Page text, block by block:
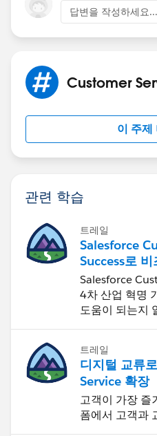
답변을 작성하세요...
Customer
이 주제
관련 학습
트레일
Salesforce
Success로 비
신하기
Salesforce
4차 산업 혁명
도움이 되는지
트레일
디지털 교류
Service 확장
고객이 가장 즐
폼에서 고객과